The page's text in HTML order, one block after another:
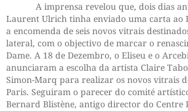
A imprensa revelou que, dois dias
Laurent Ulrich tinha enviado uma carta ao
a encomenda de seis novos vitrais
lateral, com o objectivo de marcar o
Dame. A 18 de Dezembro, o Eliseu e o
anunciaram a escolha da artista Claire
Simon-Marq para realizar os novos vitrais
Paris. Seguiram o parecer do comité
Bernard Blistène, antigo director do Centre